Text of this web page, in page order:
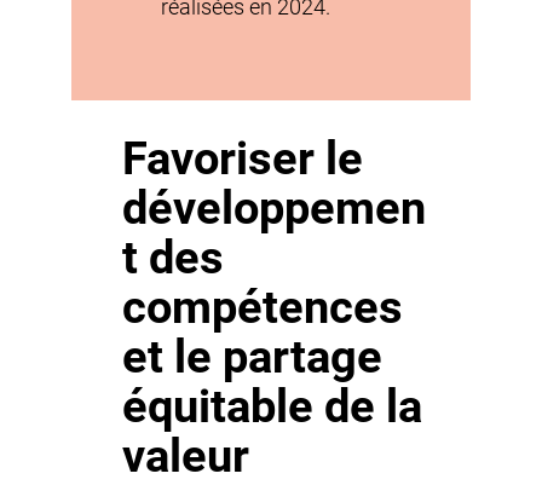
réalisées en 2024.
Favoriser le
développemen
t des
compétences
et le partage
équitable de la
valeur